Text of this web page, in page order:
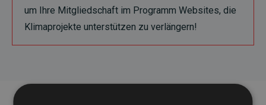
um Ihre Mitgliedschaft im Programm Websites, die
Klimaprojekte unterstützen zu verlängern!